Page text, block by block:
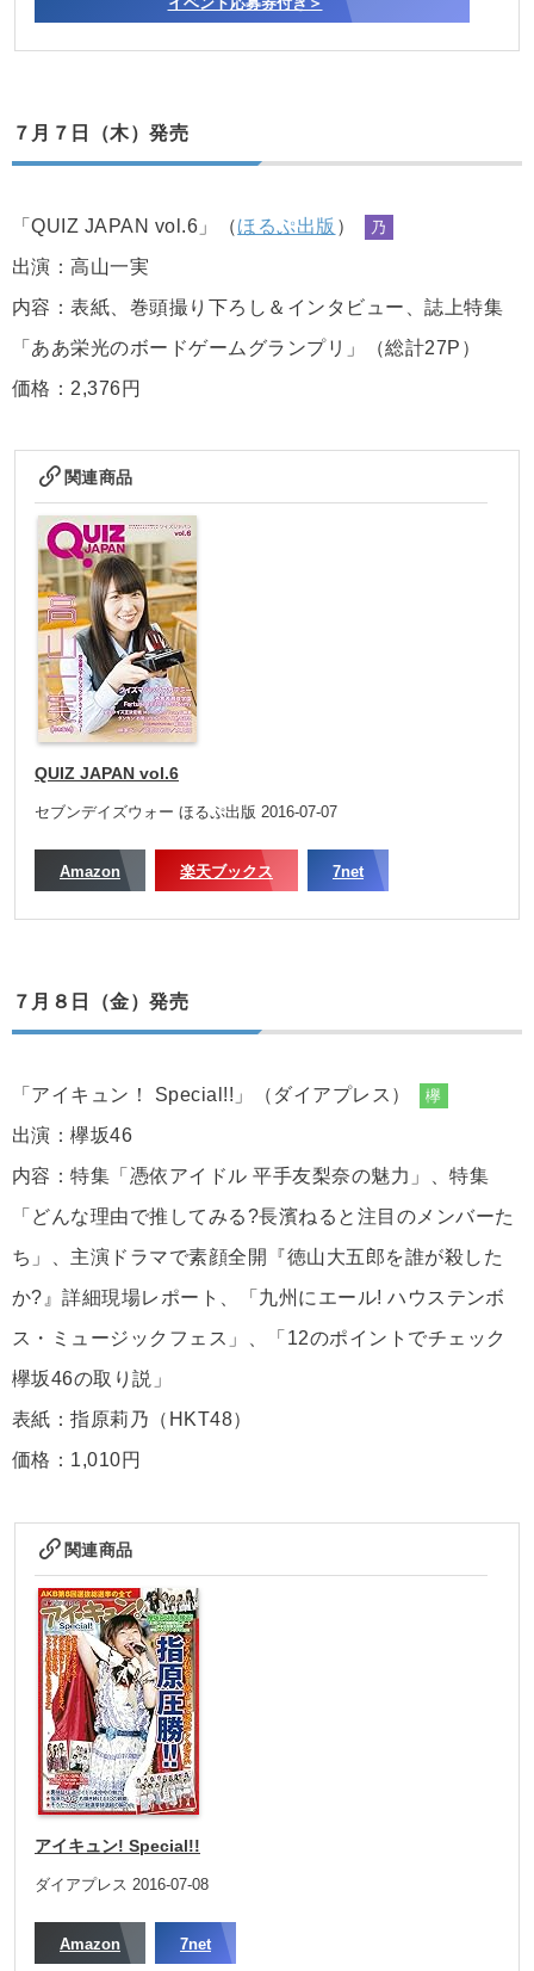
７月７日（木）発売
「QUIZ JAPAN vol.6」（ほるぷ出版 ） 乃
出演：高山一実
内容：表紙、巻頭撮り下ろし＆インタビュー、誌上特集
「ああ栄光のボードゲームグランプリ」（総計27P）
価格：2,376円
関連商品
QUIZ JAPAN vol.6
セブンデイズウォー ほるぷ出版 2016-07-07
Amazon 楽天ブックス 7net
７月８日（金）発売
「アイキュン！ Special!!」（ダイアプレス） 欅
出演：欅坂46
内容：特集「憑依アイドル 平手友梨奈の魅力」、特集
「どんな理由で推してみる?長濱ねると注目のメンバーた
ち」、主演ドラマで素顔全開『徳山大五郎を誰が殺した
か?』詳細現場レポート、「九州にエール! ハウステンボ
ス・ミュージックフェス」、「12のポイントでチェック
欅坂46の取り説」
表紙：指原莉乃（HKT48）
価格：1,010円
関連商品
アイキュン! Special!!
ダイアプレス 2016-07-08
Amazon 7net